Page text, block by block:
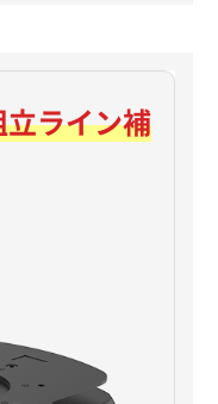
ライン補